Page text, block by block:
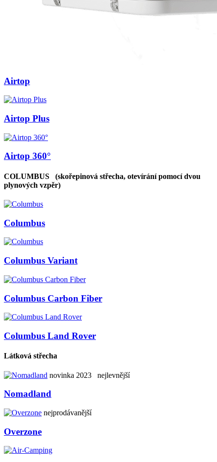
Airtop
Airtop Plus
Airtop 360°
COLUMBUS (skořepinová střecha, otevírání pomocí dvou
plynových vzpěr)
Columbus
Columbus Variant
Columbus Carbon Fiber
Columbus Land Rover
Látková střecha
novinka 2023 nejlevnější
Nomadland
nejprodávanější
Overzone